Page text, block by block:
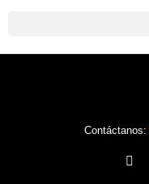
Contáctanos: